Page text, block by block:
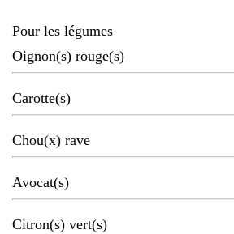
Pour les légumes
Oignon(s) rouge(s)
Carotte(s)
Chou(x) rave
Avocat(s)
Citron(s) vert(s)